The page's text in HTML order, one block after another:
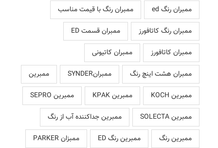
ممبران رنگ ed
ممبران رنگ با قیمت مناسب
ممبران رنگ کاتافورز
ممبران قسمت ED
ممبران کاتافورز
ممبران کاتیونی
ممبران هشت اینچ رنگ
ممبرانSYNDER
ممبرین
ممبرین KOCH
ممبرین KPAK
ممبرین SEPRO
ممبرین SOLECTA
ممبرین جداکننده آب از رنگ
ممبرین رنگ
ممبرین رنگ ED
ممبزان PARKER